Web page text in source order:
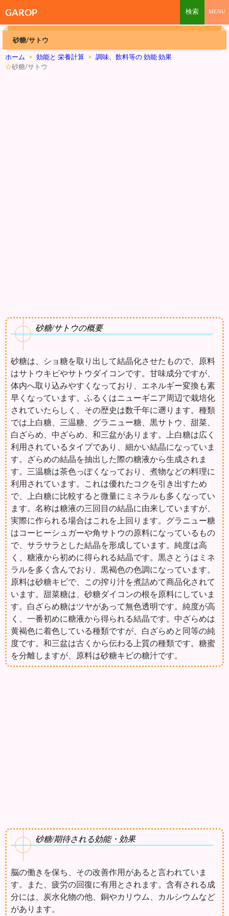
GAROP
砂糖/サトウ
ホーム > 効能と 栄養計算 > 調味、飲料等の 効能 効果
☆砂糖/サトウ
砂糖/サトウの概要
砂糖は、ショ糖を取り出して結晶化させたもので、原料
はサトウキビやサトウダイコンです。甘味成分ですが、
体内へ取り込みやすくなっており、エネルギー変換も素
早くなっています。ふるくはニューギニア周辺で栽培化
されていたらしく、その歴史は数千年に遡ります。種類
では上白糖、三温糖、グラニュー糖、黒サトウ、甜菜、
白ざらめ、中ざらめ、和三盆があります。上白糖は広く
利用されているタイプであり、細かい結晶になっていま
す。ざらめの結晶を抽出した際の糖液から生成されま
す。三温糖は茶色っぽくなっており、煮物などの料理に
利用されています。これは優れたコクを引き出すため
で、上白糖に比較すると微量にミネラルも多くなってい
ます。名称は糖液の三回目の結晶に由来していますが、
実際に作られる場合はこれを上回ります。グラニュー糖
はコーヒーシュガーや角サトウの原料になっているもの
で、サラサラとした結晶を形成しています。純度は高
く、糖液から初めに得られる結晶です。黒さとうはミネ
ラルを多く含んでおり、黒褐色の色調になっています。
原料は砂糖キビで、この搾り汁を煮詰めて商品化されて
います。甜菜糖は、砂糖ダイコンの根を原料にしていま
す。白ざらめ糖はツヤがあって無色透明です。純度が高
く、一番初めに糖液から得られる結晶です。中ざらめは
黄褐色に着色している種類ですが、白ざらめと同等の純
度です。和三盆は古くから伝わる上質の種類です。糖蜜
を分離しますが、原料は砂糖キビの糖汁です。
砂糖/期待される効能・効果
脳の働きを保ち、その改善作用があると言われていま
す。また、疲労の回復に有用とされます。含有される成
分には、炭水化物の他、銅やカリウム、カルシウムなど
があります。